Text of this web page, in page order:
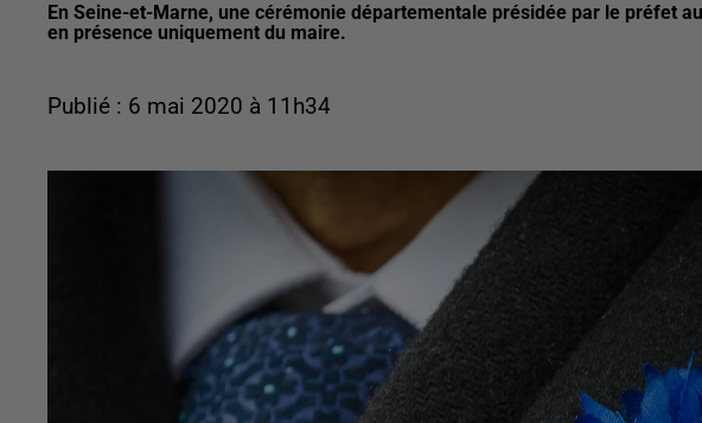
En Seine-et-Marne, une cérémonie départementale présidée par le préfet
en présence uniquement du maire.
Publié : 6 mai 2020 à 11h34